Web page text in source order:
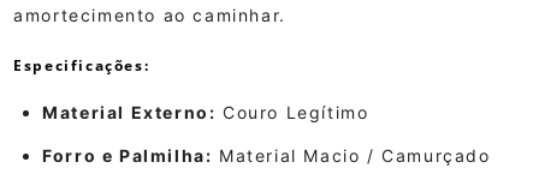
amortecimento ao caminhar.
Especificações:
Material Externo: Couro Legítimo
Forro e Palmilha: Material Macio / Camurçado